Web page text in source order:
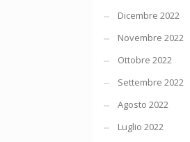
Dicembre 2022
Novembre 2022
Ottobre 2022
Settembre 2022
Agosto 2022
Luglio 2022